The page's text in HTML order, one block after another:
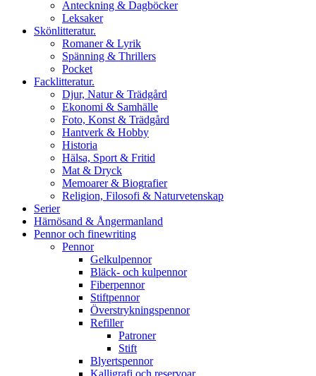
Anteckning & Dagböcker
Leksaker
Skönlitteratur.
Romaner & Lyrik
Spänning & Thrillers
Pocket
Facklitteratur.
Djur, Natur & Trädgård
Ekonomi & Samhälle
Foto, Konst & Trädgård
Hantverk & Hobby
Historia
Hälsa, Sport & Fritid
Mat & Dryck
Memoarer & Biografier
Religion, Filosofi & Naturvetenskap
Serier
Härnösand & Ångermanland
Pennor och finewriting
Pennor
Gelkulpennor
Bläck- och kulpennor
Fiberpennor
Stiftpennor
Överstrykningspennor
Refiller
Patroner
Stift
Blyertspennor
Kalligrafi och reservoar